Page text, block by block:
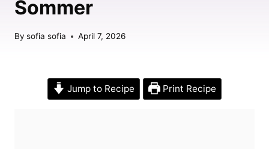
Sommer
By sofia sofia April 7, 2026
Jump to Recipe Print Recipe